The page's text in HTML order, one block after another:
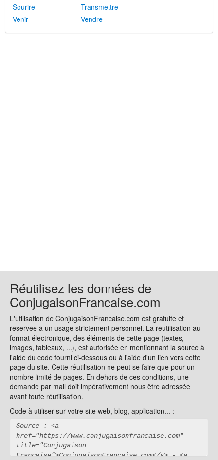
Sourire
Transmettre
Venir
Vendre
Réutilisez les données de
ConjugaisonFrancaise.com
L'utilisation de ConjugaisonFrancaise.com est gratuite et
réservée à un usage strictement personnel. La réutilisation au
format électronique, des éléments de cette page (textes,
images, tableaux, ...), est autorisée en mentionnant la source à
l'aide du code fourni ci-dessous ou à l'aide d'un lien vers cette
page du site. Cette réutilisation ne peut se faire que pour un
nombre limité de pages. En dehors de ces conditions, une
demande par mail doit impérativement nous être adressée
avant toute réutilisation.
Code à utiliser sur votre site web, blog, application... :